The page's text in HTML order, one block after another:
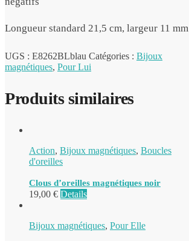
Longueur standard 21,5 cm, largeur 11 mm
UGS : E8262BLblau Catégories : Bijoux
magnétiques, Pour Lui
Produits similaires
Action, Bijoux magnétiques, Boucles
d'oreilles
Clous d’oreilles magnétiques noir
19,00 € Details
Bijoux magnétiques, Pour Elle